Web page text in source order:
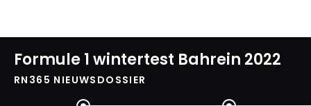
Formule 1 wintertest Bahrein 2022
RN365 NIEUWSDOSSIER